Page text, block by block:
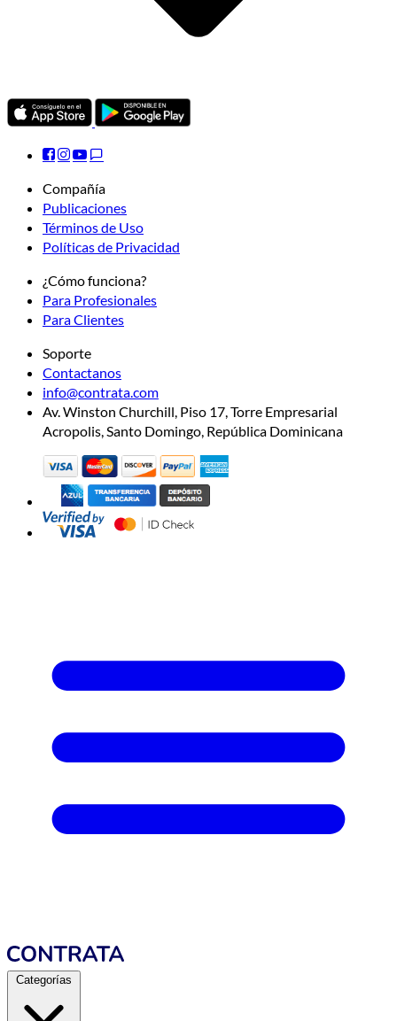
Compañía
Publicaciones
Términos de Uso
Políticas de Privacidad
¿Cómo funciona?
Para Profesionales
Para Clientes
Soporte
Contactanos
info@contrata.com
Av. Winston Churchill, Piso 17, Torre Empresarial
Acropolis, Santo Domingo, República Dominicana
Categorías